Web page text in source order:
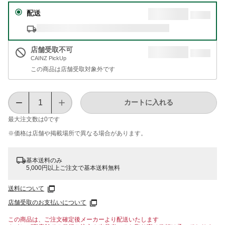
配送
店舗受取不可
CAINZ PickUp
この商品は店舗受取対象外です
最大注文数は0です
カートに入れる
※価格は​店舗や​掲載場所で​異なる​場合が​あります。
基本送料のみ
5,000円以上ご注文で基本送料無料
送料について
店舗受取のお支払いについて
この商品は、ご注文確定後メーカーより配送いたします